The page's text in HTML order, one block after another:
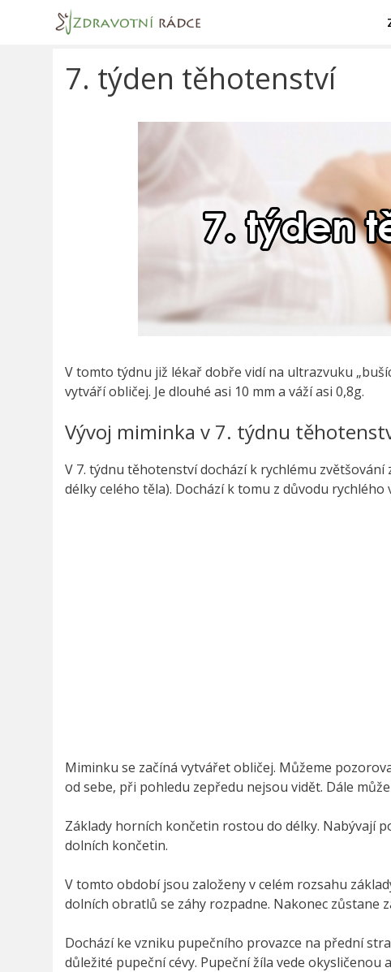
7. týden těhotenství
V tomto týdnu již lékař dobře vidí na ultrazvuku
vytváří obličej. Je dlouhé asi 10 mm a váží asi 0,8g.
Vývoj miminka v 7. týdnu
V 7. týdnu těhotenství dochází k rychlému
délky celého těla). Dochází k tomu z důvodu rychlého
Miminku se začíná vytvářet obličej. Můžeme
od sebe, při pohledu zepředu nejsou vidět. Dále
Základy horních končetin rostou do délky. Nabývají
dolních končetin.
V tomto období jsou založeny v celém rozsahu
dolních obratlů se záhy rozpadne. Nakonec zůstane
Dochází ke vzniku pupečního provazce na přední
důležité pupeční cévy. Pupeční žíla vede